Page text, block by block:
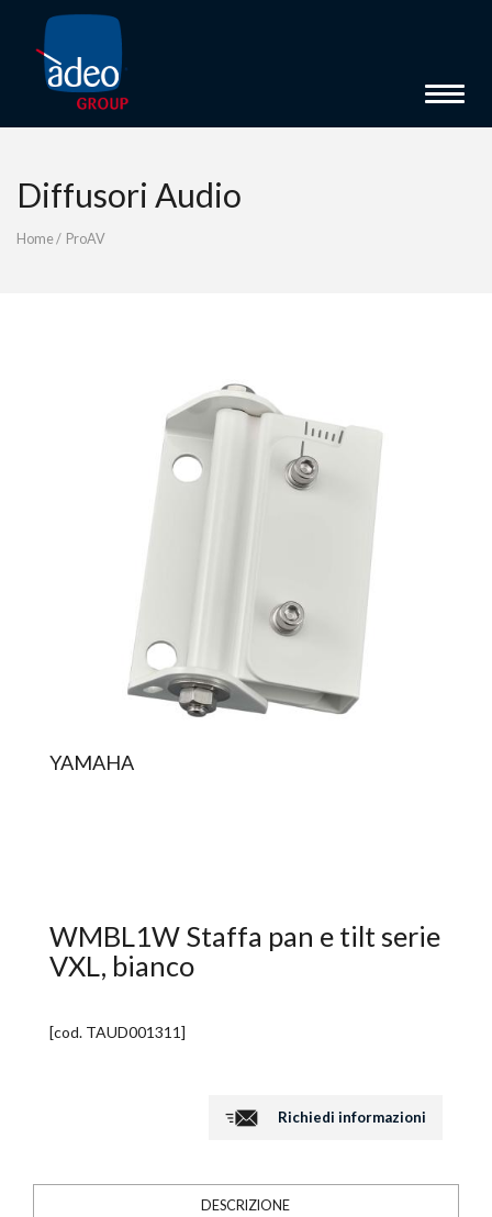
Toggle
Diffusori Audio
Home/ ProAV
YAMAHA
WMBL1W Staffa pan e tilt serie
VXL, bianco
[cod. TAUD001311]
Richiedi informazioni
DESCRIZIONE